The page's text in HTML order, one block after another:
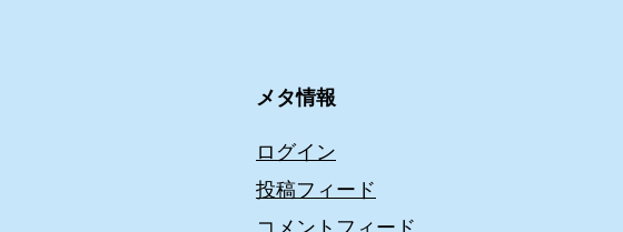
メタ情報
ログイン
投稿フィード